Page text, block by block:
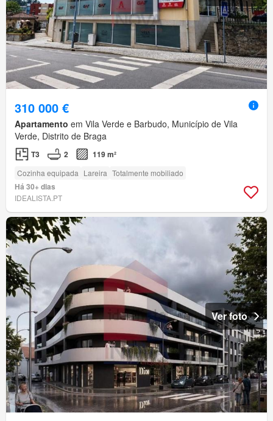
310 000 €
Apartamento em Vila Verde e Barbudo, Município de Vila
Verde, Distrito de Braga
T3 2 119 m²
Cozinha equipada Lareira Totalmente mobiliado
Há 30+ dias
IDEALISTA.PT
Ver foto